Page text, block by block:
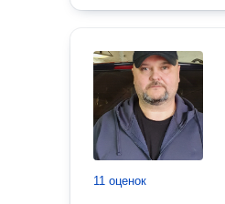
11 оценок